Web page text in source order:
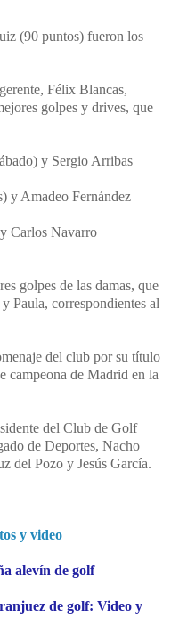
(90 puntos) fueron los
Félix Blancas,
golpes y drives, que
y Sergio Arribas
y Amadeo Fernández
Carlos Navarro
golpes de las damas, que
Paula, correspondientes al
del club por su título
campeona de Madrid en la
del Club de Golf
de Deportes, Nacho
del Pozo y Jesús García.
y video
alevín de golf
de golf: Video y